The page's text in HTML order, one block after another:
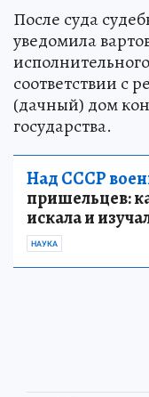
После суда
уведомила
соответствии с
(дачный) дом
государства.
Над СССР
пришельцев:
искала и
НАУКА